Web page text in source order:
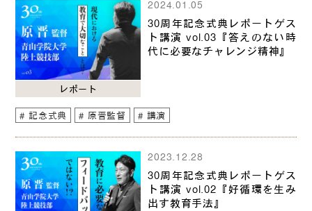
レポート
2024.01.05
30周年記念式典レポートゲス
ト講演 vol.03『答えのない時
代に必要なチャレンジ精神』
記念式典 原晋監督 講演
2023.12.28
30周年記念式典レポートゲス
ト講演 vol.02『好循環を生み
出す教育手法』